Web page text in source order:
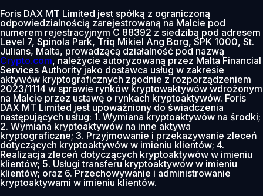
Foris DAX MT Limited jest spółką z ograniczoną
odpowiedzialnością zarejestrowaną na Malcie pod
numerem rejestracyjnym C 88392 z siedzibą pod adresem
Level 7, Spinola Park, Triq Mikiel Ang Borg, SPK 1000, St.
Julians, Malta, prowadzącą działalność pod nazwą
Crypto.com, należycie autoryzowaną przez Malta Financial
Services Authority jako dostawca usług w zakresie
aktywów kryptograficznych zgodnie z rozporządzeniem
2023/1114 w sprawie rynków kryptowaktywów wdrożonym
na Malcie przez ustawę o rynkach kryptoaktywów. Foris
DAX MT Limited jest upoważniony do świadczenia
następujących usług: 1. Wymiana kryptoaktywów na środki;
2. Wymiana kryptoaktywów na inne aktywa
kryptograficzne; 3. Przyjmowanie i przekazywanie zleceń
dotyczących kryptoaktywów w imieniu klientów; 4.
Realizacja zleceń dotyczących kryptoaktywów w imieniu
klientów; 5. Usługi transferu kryptoaktywów w imieniu
klientów; oraz 6. Przechowywanie i administrowanie
kryptoaktywami w imieniu klientów.